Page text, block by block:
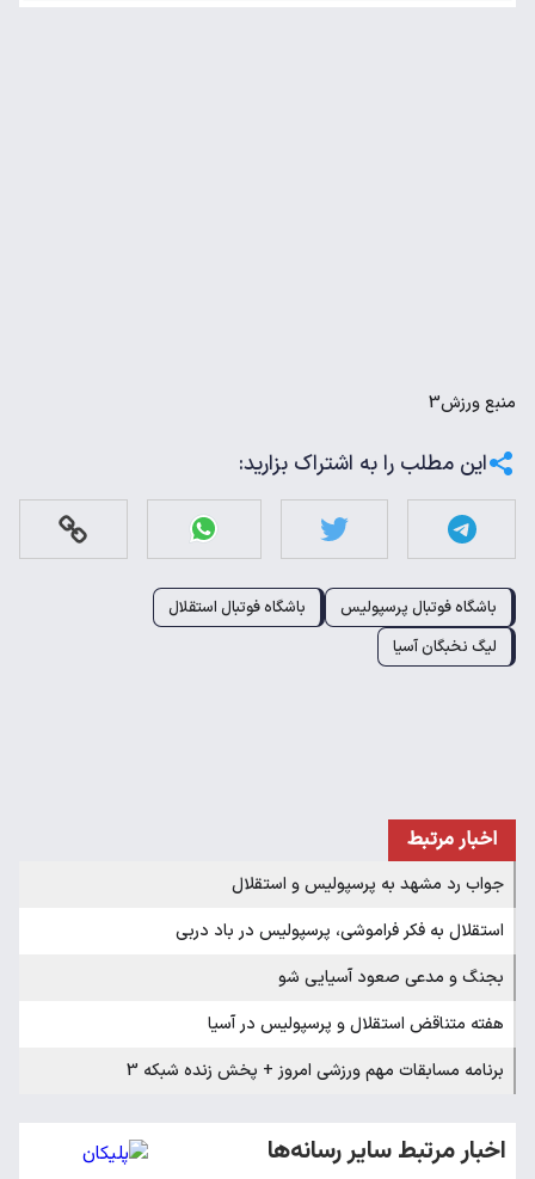
منبعورزش3
این مطلب را به اشتراک بزارید:
باشگاه فوتبال پرسپولیس
باشگاه فوتبال استقلال
لیگ نخبگان آسیا
اخبار مرتبط
جواب رد مشهد به پرسپولیس و استقلال
استقلال به فکر فراموشی، پرسپولیس در باد دربی
بجنگ و مدعی صعود آسیایی شو
هفته متناقض استقلال و پرسپولیس در آسیا
برنامه مسابقات مهم ورزشی امروز + پخش زنده شبکه 3